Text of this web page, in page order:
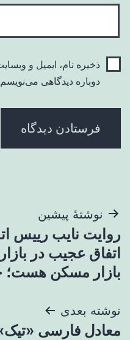
ذخیره نام، ایمیل و
دوباره دیدگاهی
راهبری
نوشته
نوشتهٔ پیشین
روایت نایب رییس
اتفاق عجیب در
بازار مسکن هست؛
نوشته بعدی
معادل فارسی